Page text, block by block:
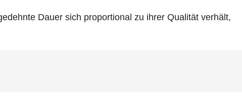
Dau­er sich pro­por­tio­nal zu ihrer Qua­li­tät ver­hält,